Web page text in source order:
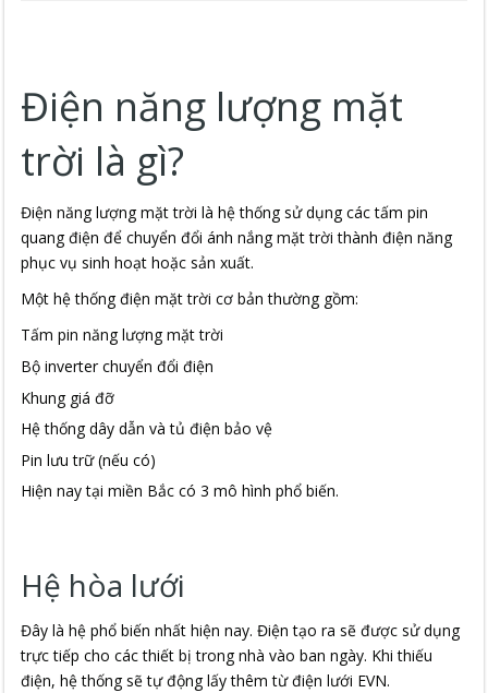
Điện năng lượng mặt
trời là gì?
Điện năng lượng mặt trời là hệ thống sử dụng các tấm pin
quang điện để chuyển đổi ánh nắng mặt trời thành điện năng
phục vụ sinh hoạt hoặc sản xuất.
Một hệ thống điện mặt trời cơ bản thường gồm:
Tấm pin năng lượng mặt trời
Bộ inverter chuyển đổi điện
Khung giá đỡ
Hệ thống dây dẫn và tủ điện bảo vệ
Pin lưu trữ (nếu có)
Hiện nay tại miền Bắc có 3 mô hình phổ biến.
Hệ hòa lưới
Đây là hệ phổ biến nhất hiện nay. Điện tạo ra sẽ được sử dụng
trực tiếp cho các thiết bị trong nhà vào ban ngày. Khi thiếu
điện, hệ thống sẽ tự động lấy thêm từ điện lưới EVN.